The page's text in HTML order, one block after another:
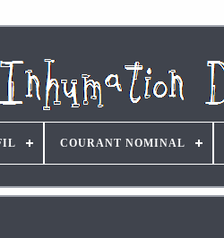
COURANT NOMINAL